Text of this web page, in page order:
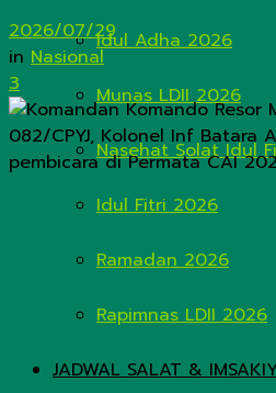
Idul Adha 2026
Munas LDII 2026
Nasehat Solat Idul
Idul Fitri 2026
Ramadan 2026
Rapimnas LDII 2026
JADWAL SALAT &
2026/07/29
in Nasional
3